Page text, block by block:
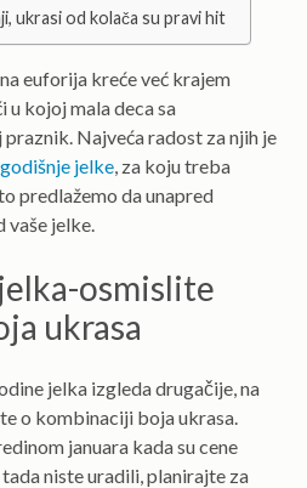
ukrasi od kolača su pravi hit
euforija kreće već krajem
u kojoj mala deca sa
Najveća radost za njih je
jelke , za koju treba
predlažemo da unapred
vaše jelke.
osmislite
ukrasa
jelka izgleda drugačije, na
o kombinaciji boja ukrasa.
januara kada su cene
niste uradili, planirajte za